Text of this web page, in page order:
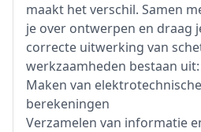
maakt het verschil. Samen
je over ontwerpen en draag
correcte uitwerking van
werkzaamheden bestaan uit:
Maken van
berekeningen
Verzamelen van informatie